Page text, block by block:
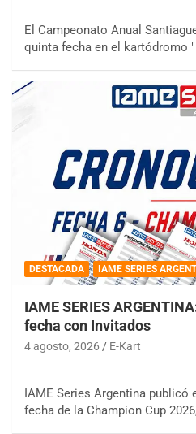
El Campeonato Anual
quinta fecha en el kartódromo
DESTACADA IAME SERIES
IAME SERIES
fecha con Invitados
4 agosto, 2026 E-Kart
IAME Series Argentina publicó
fecha de la Champion Cup